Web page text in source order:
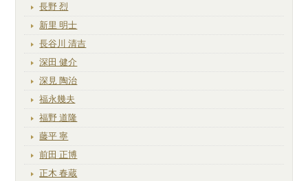
長野 烈
新里 明士
長谷川 清吉
深田 健介
深見 陶治
福永幾夫
福野 道隆
藤平 寧
前田 正博
正木 春蔵